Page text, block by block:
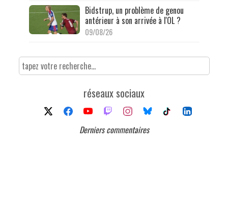
Bidstrup, un problème de genou
antérieur à son arrivée à l'OL ?
09/08/26
réseaux sociaux
Derniers commentaires